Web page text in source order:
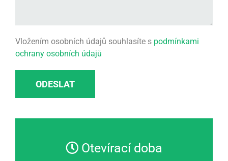
Vložením osobních údajů souhlasíte s podmínkami
ochrany osobních údajů
Otevírací doba